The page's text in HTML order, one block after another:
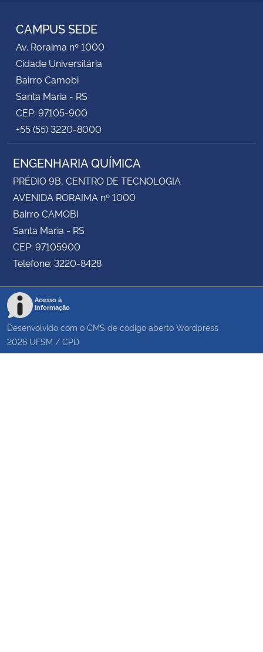
CAMPUS SEDE
Av. Roraima nº 1000
Cidade Universitária
Bairro Camobi
Santa Maria - RS
CEP: 97105-900
+55 (55) 3220-8000
ENGENHARIA QUÍMICA
PRÉDIO 9B, CENTRO DE TECNOLOGIA
AVENIDA RORAIMA nº 1000
Bairro CAMOBI
Santa Maria - RS
CEP: 97105900
Telefone: 3220-8428
Acesso à
Informação
Desenvolvido com o CMS de código aberto Wordpress
2026 UFSM / CPD